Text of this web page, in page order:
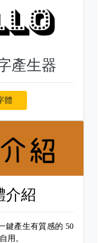
產生器
體
介紹
鍵產生有質感的 50
用。